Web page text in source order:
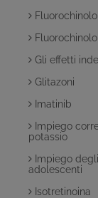
Gli effetti
Glitazoni
Imatinib
Impiego
potassio
Impiego
adolescenti
Isotretinoina